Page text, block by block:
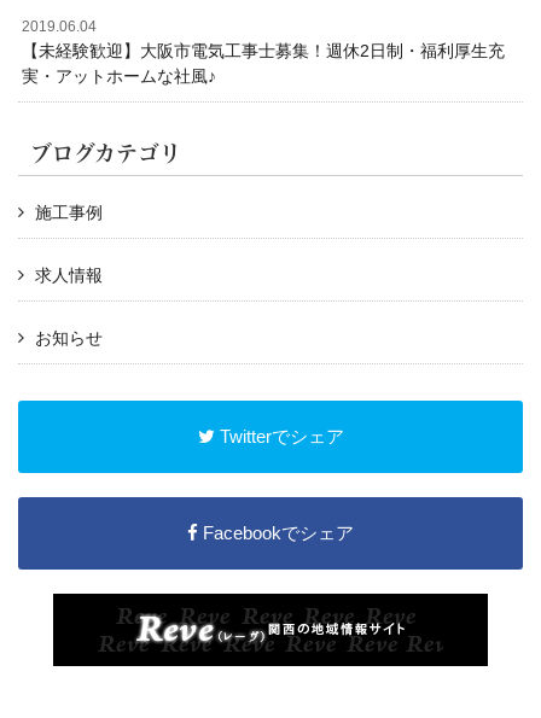
2019.06.04
【未経験歓迎】大阪市電気工事士募集！週休2日制・福利厚生充
実・アットホームな社風♪
ブログカテゴリ
施工事例
求人情報
お知らせ
Twitterでシェア
Facebookでシェア